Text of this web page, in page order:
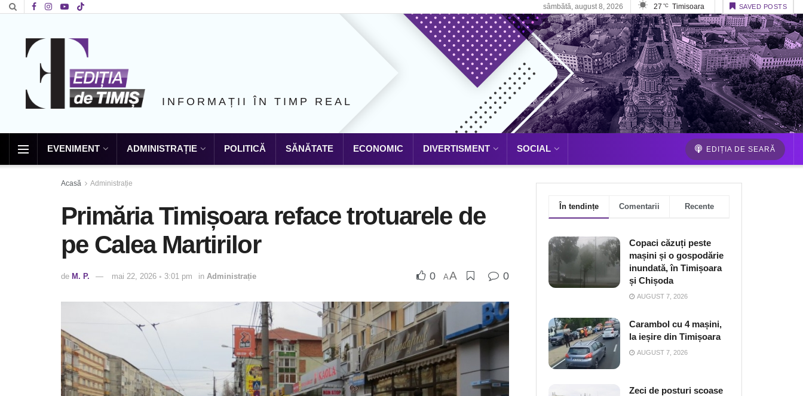
sâmbătă, august 8, 2026 27 °C Timisoara SAVED POSTS
INFORMAȚII ÎN TIMP REAL
EVENIMENT ADMINISTRAȚIE POLITICĂ SĂNĂTATE ECONOMIC DIVERTISMENT SOCIAL EDIȚIA DE SEARĂ
Acasă Administrație
Primăria Timișoara reface trotuarele de
pe Calea Martirilor
de M. P. mai 22, 2026 ◦ 3:01 pm in Administrație 0 AA 0
În tendințe Comentarii Recente
Copaci căzuți peste
mașini și o gospodărie
inundată, în Timișoara
și Chișoda
AUGUST 7, 2026
Carambol cu 4 mașini,
la ieșire din Timișoara
AUGUST 7, 2026
Zeci de posturi scoase